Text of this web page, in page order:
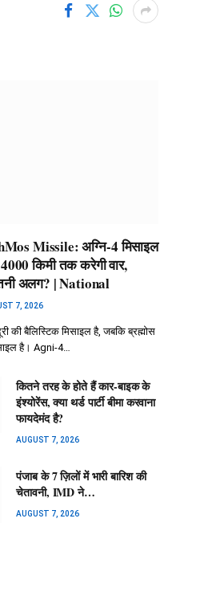
Missile: अग्नि-4 मिसाइल
किमी तक करेगी वार,
अलग? | National
7, 2026
की बैलिस्टिक मिसाइल है, जबकि ब्रह्मोस
है। Agni-4…
कितने तरह के होते हैं कार-बाइक के
इंश्योरेंस, क्या थर्ड पार्टी बीमा करवाना
फायदेमंद है?
AUGUST 7, 2026
पंजाब के 7 ज़िलों में भारी बारिश की
चेतावनी, IMD ने…
AUGUST 7, 2026